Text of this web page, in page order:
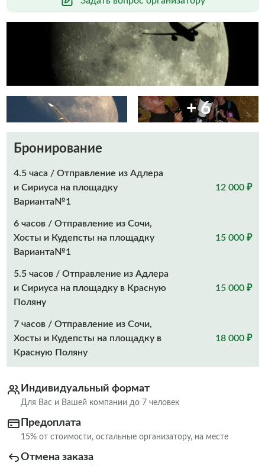
+ 6
Бронирование
4.5 часа / Отправление из Адлера
и Сириуса на площадку
Варианта№1
12 000 ₽
6 часов / Отправление из Сочи,
Хосты и Кудепсты на площадку
Варианта№1
15 000 ₽
5.5 часов / Отправление из Адлера
и Сириуса на площадку в Красную
Поляну
15 000 ₽
7 часов / Отправление из Сочи,
Хосты и Кудепсты на площадку в
Красную Поляну
18 000 ₽
Индивидуальный формат
Для Вас и Вашей компании до 7 человек
Предоплата
15% от стоимости, остальные организатору, на месте
Отмена заказа